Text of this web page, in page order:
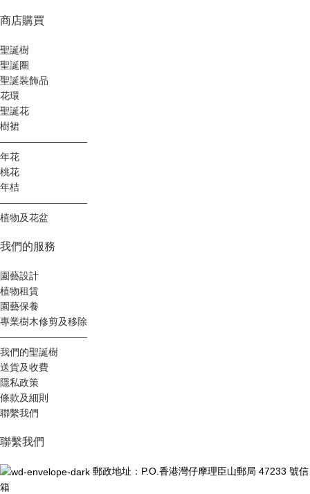
商店購買
聖誕樹
聖誕圈
聖誕裝飾品
花環
聖誕花
樹裙
—————————
年花
桃花
年桔
—————————
植物及花盆
我們的服務
園藝設計
植物租賃
園藝保養
專業樹木修剪及移除
—————————
我們的聖誕樹
送貨及收費
隱私政策
條款及細則
聯繫我們
聯繫我們
郵政地址：P.O.香港灣仔摩理臣山郵局 47233 號信
箱